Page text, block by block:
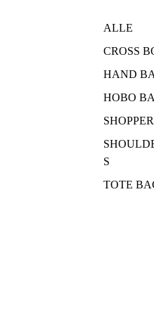
ALLE
CROSS
HAND
HOBO
SHOPPER
S
TOTE